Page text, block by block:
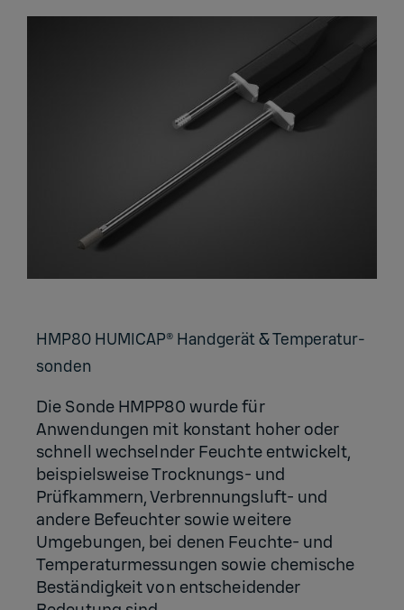
HMP80 HU­MI­CAP® Hand­ge­rät & Tem­pe­ra­tur­
son­den
Die Sonde HMPP80 wurde für
Anwendungen mit konstant hoher oder
schnell wechselnder Feuchte entwickelt,
beispielsweise Trocknungs- und
Prüfkammern, Verbrennungsluft- und
andere Befeuchter sowie weitere
Umgebungen, bei denen Feuchte- und
Temperaturmessungen sowie chemische
Beständigkeit von entscheidender